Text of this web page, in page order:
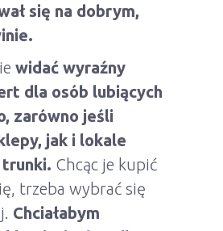
się na dobrym,
widać wyraźny
dla osób lubiących
zarówno jeśli
jak i lokale
trunki. Chcąc je kupić
trzeba wybrać się
Chciałabym